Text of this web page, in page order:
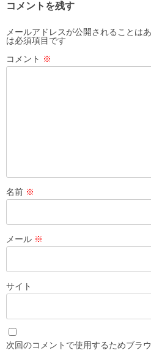
シ
ョ
ン
コメントを残す
メールアドレスが公開されることはあ
は必須項目です
コメント ※
名前 ※
メール ※
サイト
次回のコメントで使用するためブラ